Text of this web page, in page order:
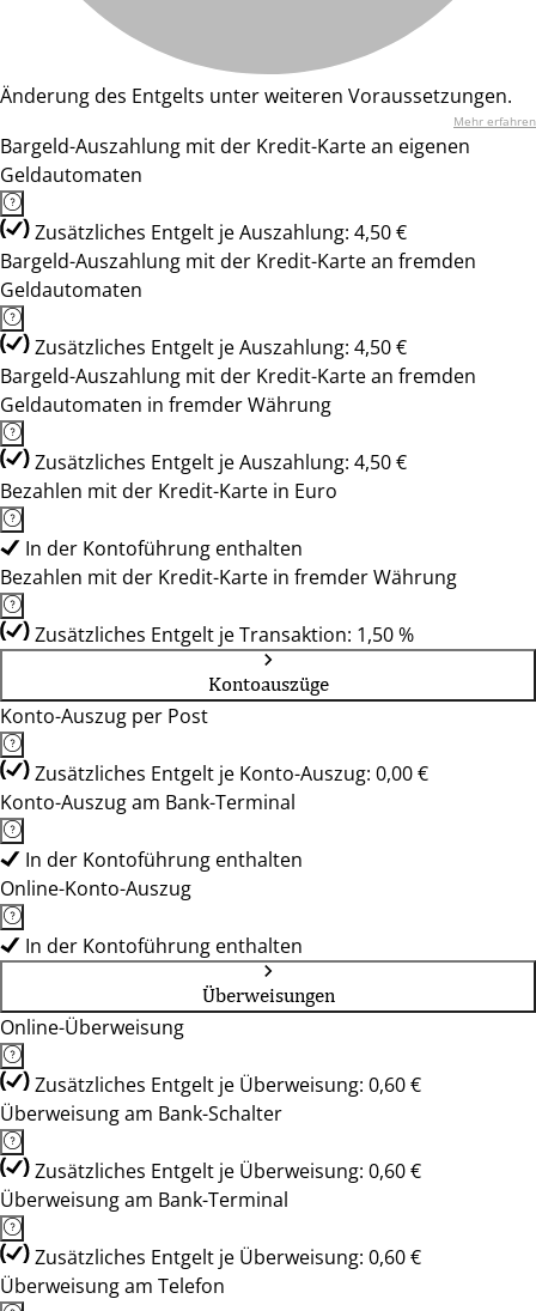
Änderung des Entgelts unter weiteren Voraussetzungen.
Mehr erfahren
Bargeld-Auszahlung mit der Kredit-Karte an eigenen
Geldautomaten
Zusätzliches Entgelt je Auszahlung: 4,50 €
Bargeld-Auszahlung mit der Kredit-Karte an fremden
Geldautomaten
Zusätzliches Entgelt je Auszahlung: 4,50 €
Bargeld-Auszahlung mit der Kredit-Karte an fremden
Geldautomaten in fremder Währung
Zusätzliches Entgelt je Auszahlung: 4,50 €
Bezahlen mit der Kredit-Karte in Euro
In der Kontoführung enthalten
Bezahlen mit der Kredit-Karte in fremder Währung
Zusätzliches Entgelt je Transaktion: 1,50 %
Kontoauszüge
Konto-Auszug per Post
Zusätzliches Entgelt je Konto-Auszug: 0,00 €
Konto-Auszug am Bank-Terminal
In der Kontoführung enthalten
Online-Konto-Auszug
In der Kontoführung enthalten
Überweisungen
Online-Überweisung
Zusätzliches Entgelt je Überweisung: 0,60 €
Überweisung am Bank-Schalter
Zusätzliches Entgelt je Überweisung: 0,60 €
Überweisung am Bank-Terminal
Zusätzliches Entgelt je Überweisung: 0,60 €
Überweisung am Telefon